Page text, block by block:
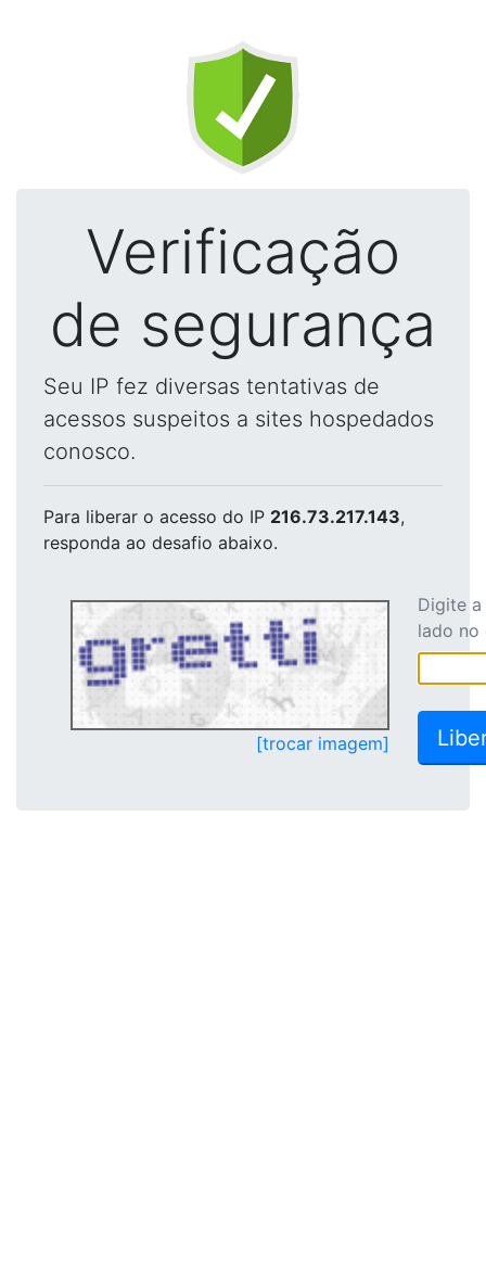
Verificação
de segurança
Seu IP fez diversas tentativas de
acessos suspeitos a sites hospedados
conosco.
Para liberar o acesso do IP 216.73.217.143,
responda ao desafio abaixo.
[trocar imagem]
Digite
lado no